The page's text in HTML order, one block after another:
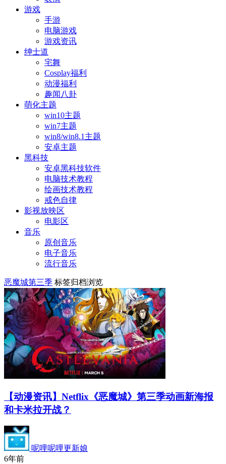
游戏
手游
电脑游戏
游戏资讯
绅士道
宅舞
Cosplay福利
动漫福利
趣闻八卦
萌化主题
win10主题
win7主题
win8/win8.1主题
安卓主题
黑科技
安卓黑科技软件
电脑技术教程
绘画技术教程
戒色自律
影视放映区
电影区
音乐
原创音乐
电子音乐
流行音乐
恶魔城第三季 标签归档浏览
【动漫资讯】Netflix《恶魔城》第三季动画新海报
和卡米拉开战？
呢哩呢哩更新娘
6年前